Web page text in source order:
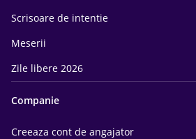
Scrisoare de intentie
Meserii
Zile libere 2026
Companie
Creeaza cont de angajator